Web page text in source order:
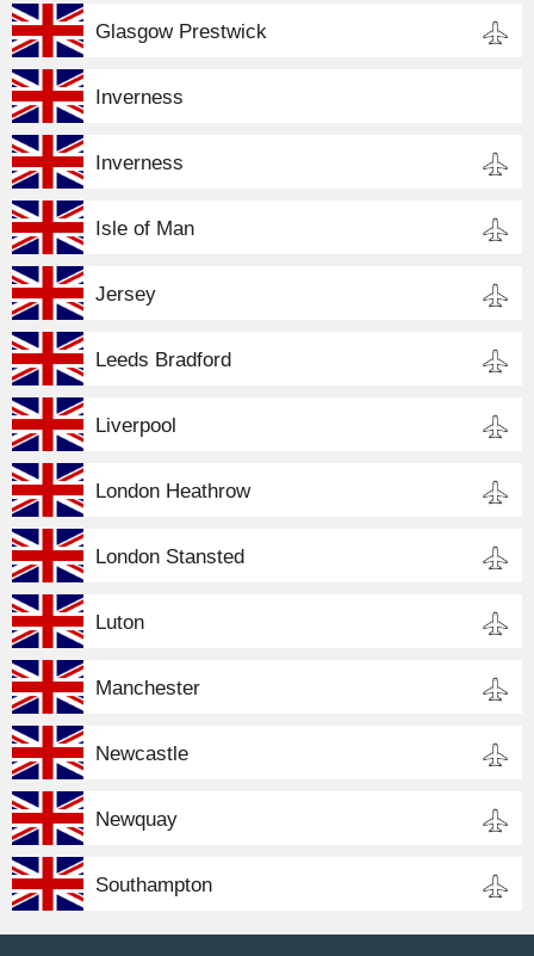
Glasgow Prestwick
Inverness
Inverness
Isle of Man
Jersey
Leeds Bradford
Liverpool
London Heathrow
London Stansted
Luton
Manchester
Newcastle
Newquay
Southampton